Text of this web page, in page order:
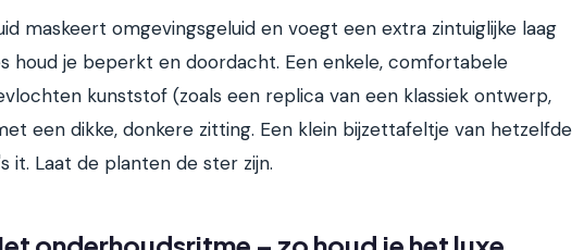
maskeert omgevingsgeluid en voegt een extra zintuiglijke laag
houd je beperkt en doordacht. Een enkele, comfortabele
kunststof (zoals een replica van een klassiek ontwerp,
een dikke, donkere zitting. Een klein bijzettafeltje van hetzelfde
it. Laat de planten de ster zijn.